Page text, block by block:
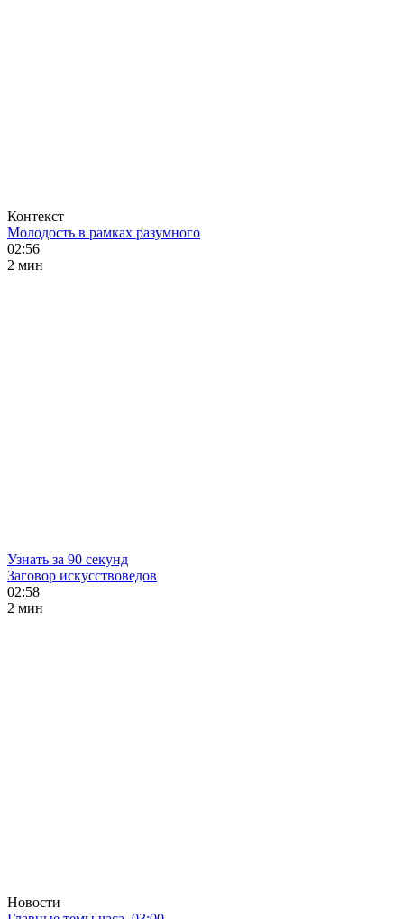
Контекст
Молодость в рамках разумного
02:56
2 мин
Узнать за 90 секунд
Заговор искусствоведов
02:58
2 мин
Новости